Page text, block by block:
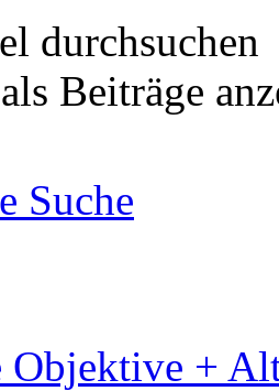
durchsuchen
Beiträge
Suche
Objektive +